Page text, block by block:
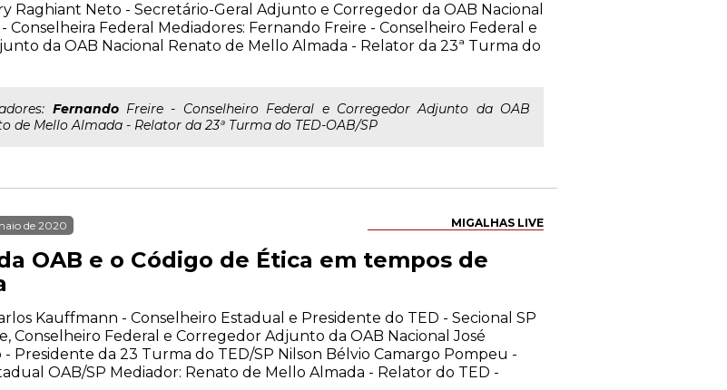
Raghiant Neto - Secretário-Geral Adjunto e Corregedor da OAB Nacional
Conselheira Federal Mediadores: Fernando Freire - Conselheiro Federal e
da OAB Nacional Renato de Mello Almada - Relator da 23ª Turma do
FernandoFreire - Conselheiro Federal e Corregedor Adjunto da OAB
de Mello Almada - Relator da 23ª Turma do TED-OAB/SP
MIGALHAS LIVE
de 2020
OAB e o Código de Ética em tempos de
Kauffmann - Conselheiro Estadual e Presidente do TED - Secional SP
Conselheiro Federal e Corregedor Adjunto da OAB Nacional José
Presidente da 23 Turma do TED/SP Nilson Bélvio Camargo Pompeu -
OAB/SP Mediador: Renato de Mello Almada - Relator do TED -